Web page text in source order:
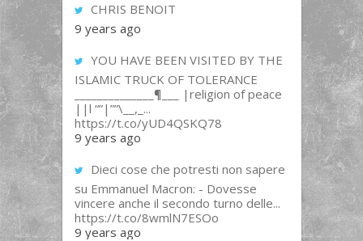
CHRIS BENOIT
9 years ago
YOU HAVE BEEN VISITED BY THE
ISLAMIC TRUCK OF TOLERANCE
______________¶___ |religion of peace
||l “”|””\__,_...
https://t.co/yUD4QSKQ78
9 years ago
Dieci cose che potresti non sapere
su Emmanuel Macron: - Dovesse
vincere anche il secondo turno delle...
https://t.co/8wmlN7ESOo
9 years ago